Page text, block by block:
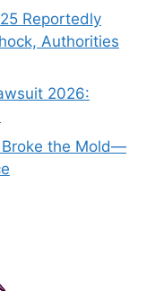
Reportedly
Authorities
2026:
Broke the Mold—